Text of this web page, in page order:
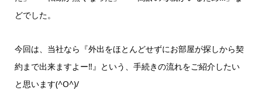
どでした。
今回は、当社なら『外出をほとんどせずにお部屋が探しから契
約まで出来ますよー‼』という、手続きの流れをご紹介したい
と思います(^O^)/